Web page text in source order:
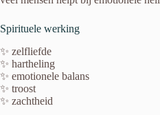
Spirituele werking
✨ zelfliefde
✨ hartheling
✨ emotionele balans
✨ troost
✨ zachtheid